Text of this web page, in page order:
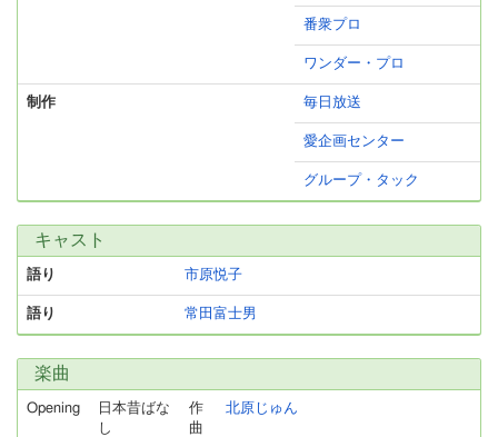
番衆プロ
ワンダー・プロ
制作 毎日放送
愛企画センター
グループ・タック
キャスト
語り 市原悦子
語り 常田富士男
楽曲
Opening
日本昔ばな
し
作
曲
北原じゅん